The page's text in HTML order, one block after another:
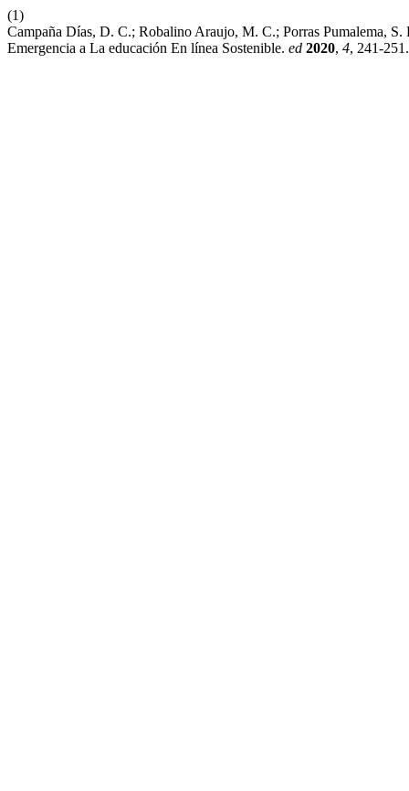
(1)
Campaña Días, D. C.; Robalino Araujo, M. C.; Porras Pumalema,
Emergencia a La educación En línea Sostenible. ed 2020, 4, 241-251.